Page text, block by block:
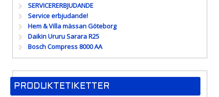
SERVICERERBJUDANDE
Service erbjudande!
Hem & Villa mässan Göteborg
Daikin Ururu Sarara R25
Bosch Compress 8000 AA
PRODUKTETIKETTER